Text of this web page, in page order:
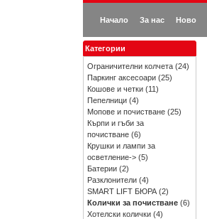
Начало За нас Ново
Категории
Ограничителни колчета (24)
Паркинг аксесоари (25)
Кошове и четки (11)
Пепелници (4)
Мопове и почистване (25)
Кърпи и гъби за
почистване (6)
Крушки и лампи за
осветление-> (5)
Батерии (2)
Разклонители (4)
SMART LIFT БЮРА (2)
Колички за почистване (6)
Хотелски колички (4)